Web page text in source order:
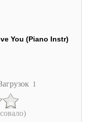
You (Piano Instr)
1